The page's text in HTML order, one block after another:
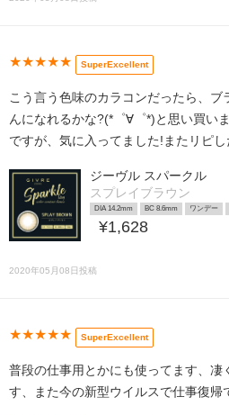
★★★★★ SuperExcellent
こう言う色味のカラコンだったら、
んになれるかな?(*゜∀゜*)と思い買い
ですが、気に入ってました!またリピ
ジーヴル スパークル
スプレイブラウン
DIA 14.2mm BC 8.6mm ワンデー
¥1,628
2020年05月08日投稿
★★★★★ SuperExcellent
普段の仕事用とかにも使ってます、凄
す、また今の新型ウイルスで仕事復